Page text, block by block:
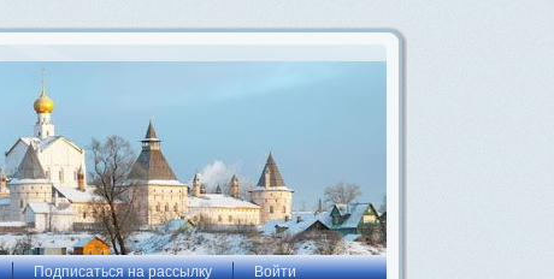
Подписаться на рассылку Войти